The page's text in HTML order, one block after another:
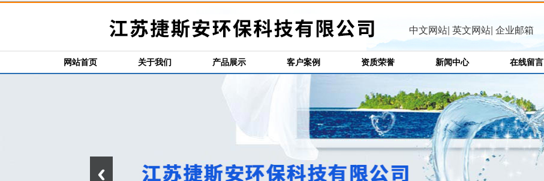
中文网站 英文网站 企业邮箱
网站首页 关于我们 产品展示 客户案例 资质荣誉 新闻中心 在线留言